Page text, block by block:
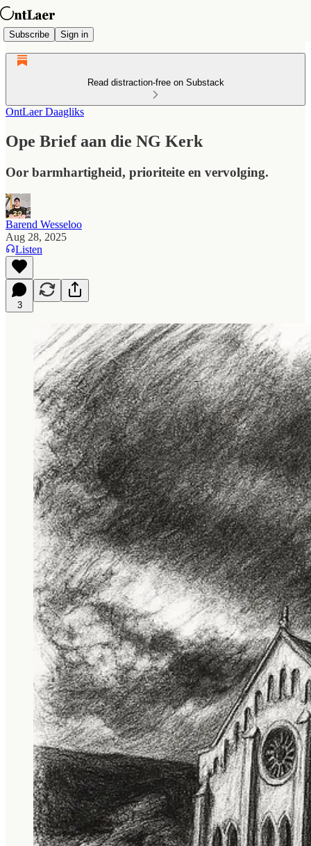
Subscribe Sign in
Read distraction-free on Substack
OntLaer Daagliks
Ope Brief aan die NG Kerk
Oor barmhartigheid, prioriteite en vervolging.
Barend Wesseloo
Aug 28, 2025
Listen
3